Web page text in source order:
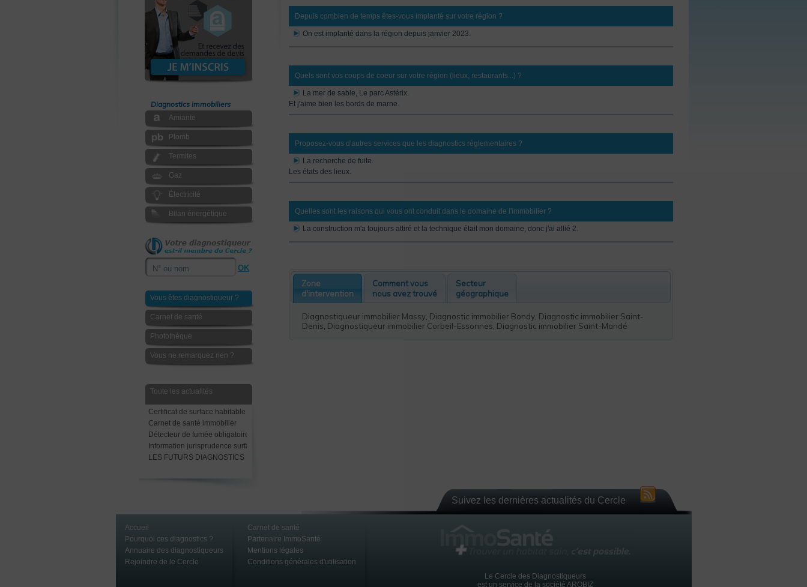
Diagnostics immobiliers
Amiante
Plomb
Termites
Gaz
Électricité
Bilan énergétique
Vous êtes diagnostiqueur ?
Carnet de santé
Photothèque
Vous ne remarquez rien ?
Toute les actualités
Certificat de surface habitable
Carnet de santé immobilier
Détecteur de fumée obligatoire avant le 8 mars 2015
Information jurisprudence surface Carrez
LES FUTURS DIAGNOSTICS LOCATIFS
Depuis combien de temps êtes-vous implanté sur votre région ?
On est implanté dans la région depuis janvier 2023.
Quels sont vos coups de coeur sur votre région (lieux, restaurants...) ?
La mer de sable, Le parc Astérix.
Et j'aime bien les bords de marne.
Proposez-vous d'autres services que les diagnostics réglementaires ?
La recherche de fuite.
Les états des lieux.
Quelles sont les raisons qui vous ont conduit dans le domaine de l'immobilier ?
La construction m'a toujours attiré et la technique était mon domaine, donc j'ai allié 2.
Zone
d'intervention
Comment vous
nous avez trouvé
Secteur
géographique
Diagnostiqueur immobilier Massy, Diagnostic immobilier Bondy, Diagnostic immobilier Saint-
Denis Diagnostiqueur immobilier Corbeil-Essonnes Diagnostic immobilier Saint-Mandé
Suivez les dernières actualités du Cercle
Accueil
Pourquoi ces diagnostics ?
Annuaire des diagnostiqueurs
Rejoindre de le Cercle
Carnet de santé
Partenaire ImmoSanté
Mentions légales
Conditions générales d'utilisation
Le Cercle des Diagnostiqueurs
est un service de la société AROBIZ